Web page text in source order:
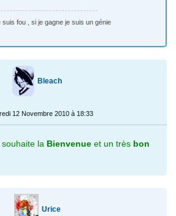
suis fou , si je gagne je suis un génie
Bleach
12 Novembre 2010 à 18:33
la Bienvenue et un très bon
Urice